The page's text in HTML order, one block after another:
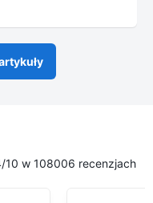
10 w 108006 recenzjach